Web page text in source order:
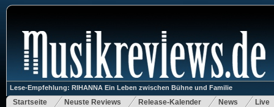
Lese-Empfehlung: RIHANNA Ein Leben zwischen Bühne und Familie
Startseite Neuste Reviews Release-Kalender News Live